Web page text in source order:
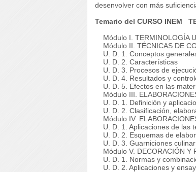
desenvolver con más
Temario del CURSO INEM
Módulo I. TERMINOLOGÍA
Módulo II. TÉCNICAS DE
U. D. 1. Conceptos
U. D. 2. Características
U. D. 3. Procesos de
U. D. 4. Resultados y
U. D. 5. Efectos en las
Módulo III.
U. D. 1. Definición y
U. D. 2. Clasificación,
Módulo IV.
U. D. 1. Aplicaciones de las
U. D. 2. Esquemas de
U. D. 3. Guarniciones
Módulo V. DECORACIÓN Y
U. D. 1. Normas y
U. D. 2. Aplicaciones y